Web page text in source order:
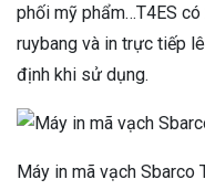
phối mỹ phẩm…T4ES
ruybang và in trực tiếp
định khi sử dụng.
Máy in mã vạch